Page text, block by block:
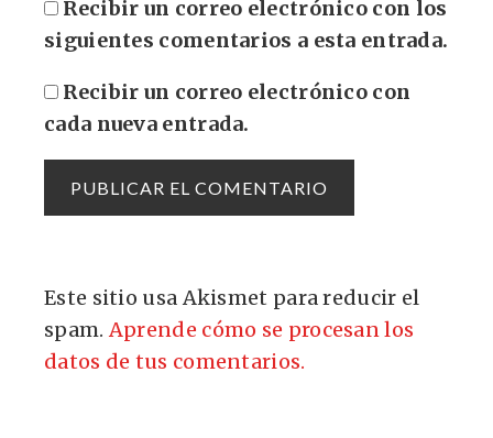
Recibir un correo electrónico con los
siguientes comentarios a esta entrada.
Recibir un correo electrónico con
cada nueva entrada.
Este sitio usa Akismet para reducir el
spam.Aprende cómo se procesan los
datos de tus comentarios.